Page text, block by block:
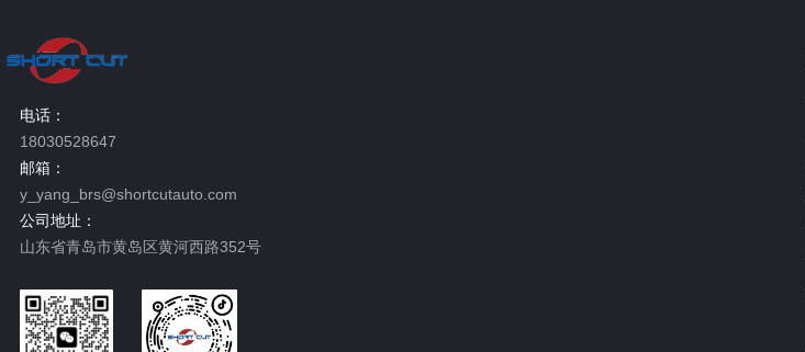
电话：
18030528647
邮箱：
y_yang_brs@shortcutauto.com
公司地址：
山东省青岛市黄岛区黄河西路352号